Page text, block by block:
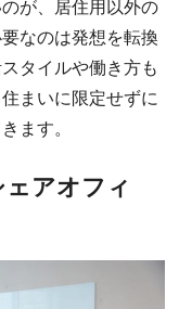
が、居住用以外の
なのは発想を転換
タイルや働き方も
まいに限定せずに
ます。
アオフィ